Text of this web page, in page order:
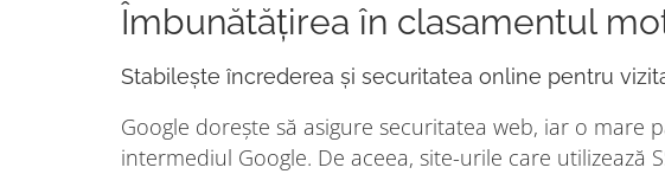
Îmbunătățirea în clasamentul
Stabilește încrederea și securitatea online pentru
Google dorește să asigure securitatea web, iar o mare
intermediul Google. De aceea, site-urile care utilizează